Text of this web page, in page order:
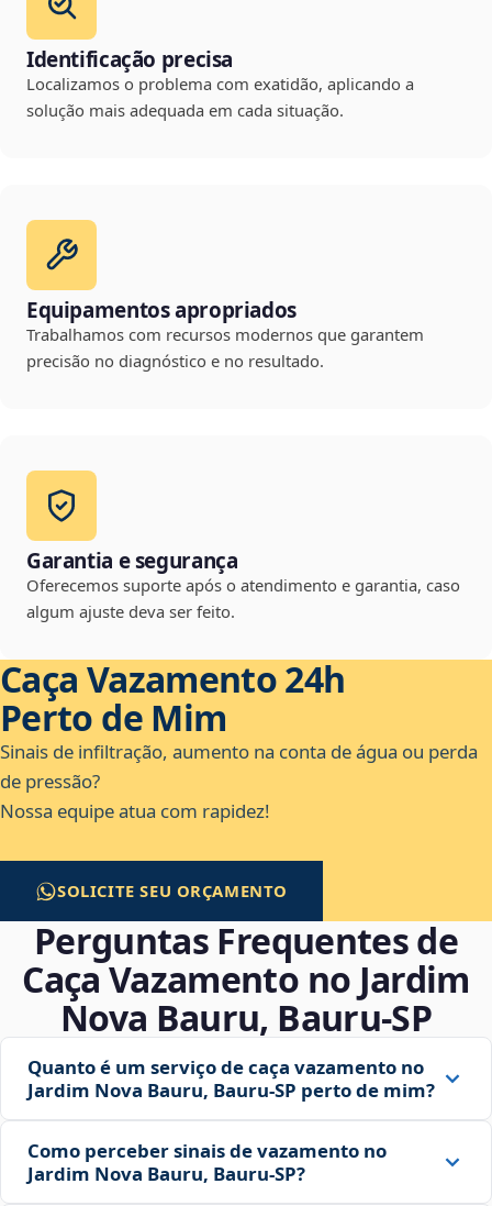
Identificação precisa
Localizamos o problema com exatidão, aplicando a
solução mais adequada em cada situação.
Equipamentos apropriados
Trabalhamos com recursos modernos que garantem
precisão no diagnóstico e no resultado.
Garantia e segurança
Oferecemos suporte após o atendimento e garantia, caso
algum ajuste deva ser feito.
Caça Vazamento 24h
Perto de Mim
Sinais de infiltração, aumento na conta de água ou perda
de pressão?
Nossa equipe atua com rapidez!
SOLICITE SEU ORÇAMENTO
Perguntas Frequentes de
Caça Vazamento no Jardim
Nova Bauru, Bauru‑SP
Quanto é um serviço de caça vazamento no
Jardim Nova Bauru, Bauru‑SP perto de mim?
Como perceber sinais de vazamento no
Jardim Nova Bauru, Bauru‑SP?